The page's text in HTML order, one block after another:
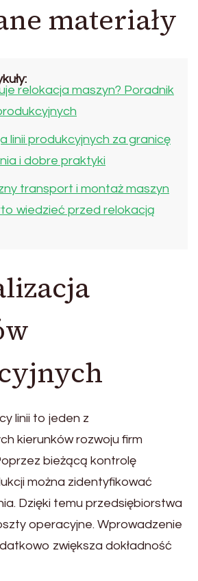
materiały
relokacja maszyn? Poradnik
linii produkcyjnych za granicę
i dobre praktyki
transport i montaż maszyn
wiedzieć przed relokacją
linii to jeden z
kierunków rozwoju firm
bieżącą kontrolę
można zidentyfikować
Dzięki temu przedsiębiorstwa
operacyjne. Wprowadzenie
zwiększa dokładność